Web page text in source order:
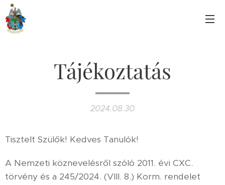
Tájékoztatás
2024.08.30
Tisztelt Szülők! Kedves Tanulók!
A Nemzeti köznevelésről szóló 2011. évi CXC.
törvény és a 245/2024. (VIII. 8.) Korm. rendelet